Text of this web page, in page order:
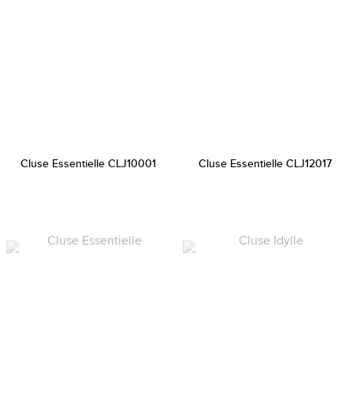
Cluse Essentielle CLJ10001 Cluse Essentielle CLJ12017